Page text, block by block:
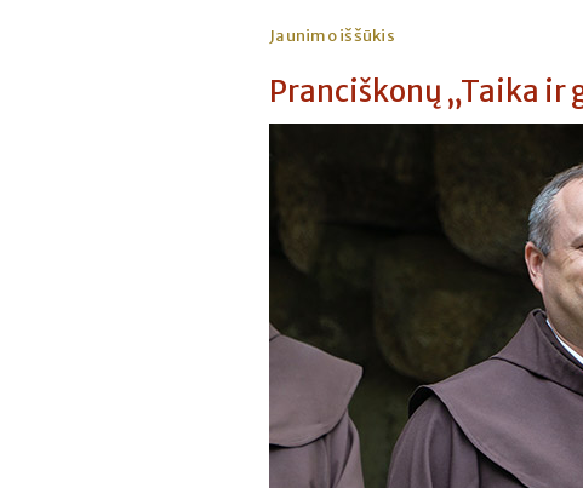
Jaunimo iššūkis
Pranciškonų „Taika ir